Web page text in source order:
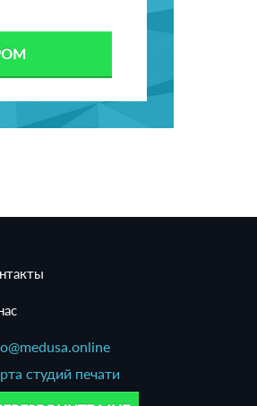
студий печати